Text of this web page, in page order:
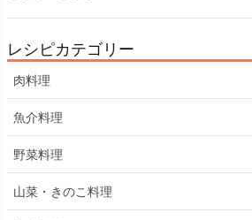
レシピカテゴリー
肉料理
魚介料理
野菜料理
山菜・きのこ料理